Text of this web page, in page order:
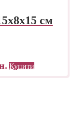
см
Купити